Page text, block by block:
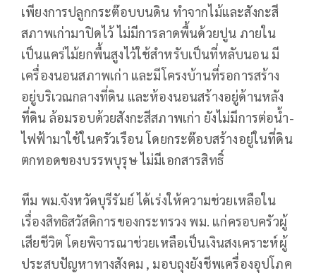
เพียงการปลูกกระต๊อบบนดิน ทำจากไม้และสังกะสี
สภาพเก่ามาปิดไว้ ไม่มีการลาดพื้นด้วยปูน ภายใน
เป็นแคร่ไม้ยกพื้นสูงไว้ใช้สำหรับเป็นที่หลับนอน มี
เครื่องนอนสภาพเก่า และมีโครงบ้านที่รอการสร้าง
อยู่บริเวณกลางที่ดิน และห้องนอนสร้างอยู่ด้านหลัง
ที่ดิน ล้อมรอบด้วยสังกะสีสภาพเก่า ยังไม่มีการต่อน้ำ-
ไฟฟ้ามาใช้ในครัวเรือน โดยกระต๊อบสร้างอยู่ในที่ดิน
ตกทอดของบรรพบุรุษ ไม่มีเอกสารสิทธิ์
ทีม พม.จังหวัดบุรีรัมย์ ได้เร่งให้ความช่วยเหลือใน
เรื่องสิทธิสวัสดิการของกระทรวง พม. แก่ครอบครัวผู้
เสียชีวิต โดยพิจารณาช่วยเหลือเป็นเงินสงเคราะห์ผู้
ประสบปัญหาทางสังคม , มอบถุงยังชีพเครื่องอุปโภค